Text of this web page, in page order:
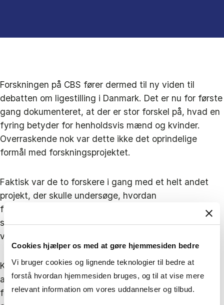
Cookies hjælper os med at gøre hjemmesiden bedre
Vi bruger cookies og lignende teknologier til bedre at
forstå hvordan hjemmesiden bruges, og til at vise mere
relevant information om vores uddannelser og tilbud.
Forskningen på CBS fører dermed til ny viden til
debatten om ligestilling i Danmark. Det er nu for første
gang dokumenteret, at der er stor forskel på, hvad en
fyring betyder for henholdsvis mænd og kvinder.
Overraskende nok var dette ikke det oprindelige
formål med forskningsprojektet.
Faktisk var de to forskere i gang med et helt andet
projekt, der skulle undersøge, hvordan
familiedynamikken ændrer sig ved jobtab, fx ved
skilsmisser og konflikt. I den proces opdagede de et
væsentligt hul i forskningen.
Kvinder var helt udelukket fra de eksisterende
analyser af konsekvenserne ved jobtab selv i nyere
forskning og i studier fra Skandinavien, hvor kvinders